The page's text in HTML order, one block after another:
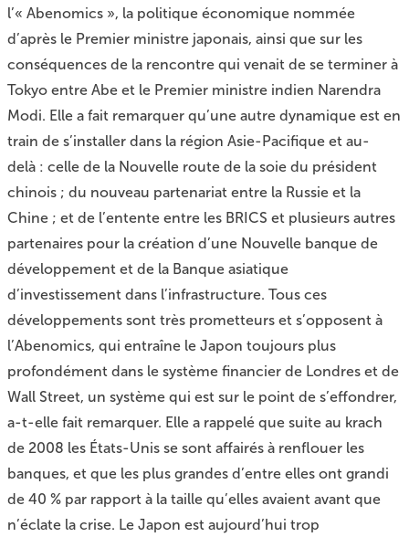
l’« Abenomics », la politique économique nommée
d’après le Premier ministre japonais, ainsi que sur les
conséquences de la rencontre qui venait de se terminer à
Tokyo entre Abe et le Premier ministre indien Narendra
Modi. Elle a fait remarquer qu’une autre dynamique est en
train de s’installer dans la région Asie-Pacifique et au-
delà : celle de la Nouvelle route de la soie du président
chinois ; du nouveau partenariat entre la Russie et la
Chine ; et de l’entente entre les BRICS et plusieurs autres
partenaires pour la création d’une Nouvelle banque de
développement et de la Banque asiatique
d’investissement dans l’infrastructure. Tous ces
développements sont très prometteurs et s’opposent à
l’Abenomics, qui entraîne le Japon toujours plus
profondément dans le système financier de Londres et de
Wall Street, un système qui est sur le point de s’effondrer,
a-t-elle fait remarquer. Elle a rappelé que suite au krach
de 2008 les États-Unis se sont affairés à renflouer les
banques, et que les plus grandes d’entre elles ont grandi
de 40 % par rapport à la taille qu’elles avaient avant que
n’éclate la crise. Le Japon est aujourd’hui trop